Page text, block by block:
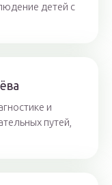
детей с
и
путей,